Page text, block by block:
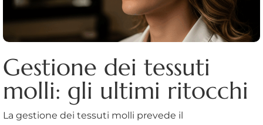
Gestione dei tessuti
molli: gli ultimi ritocchi
La gestione dei tessuti molli prevede il